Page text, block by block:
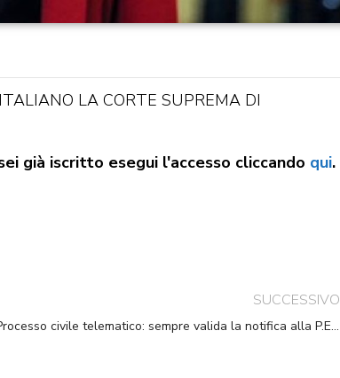
LA CORTE SUPREMA DI
già iscritto esegui l'accesso cliccando qui.
SUCCESSIVO
Processo civile telematico: sempre valida la notifica alla P.E.C.